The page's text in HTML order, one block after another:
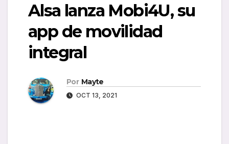
Alsa lanza Mobi4U, su
app de movilidad
integral
Por Mayte
OCT 13, 2021